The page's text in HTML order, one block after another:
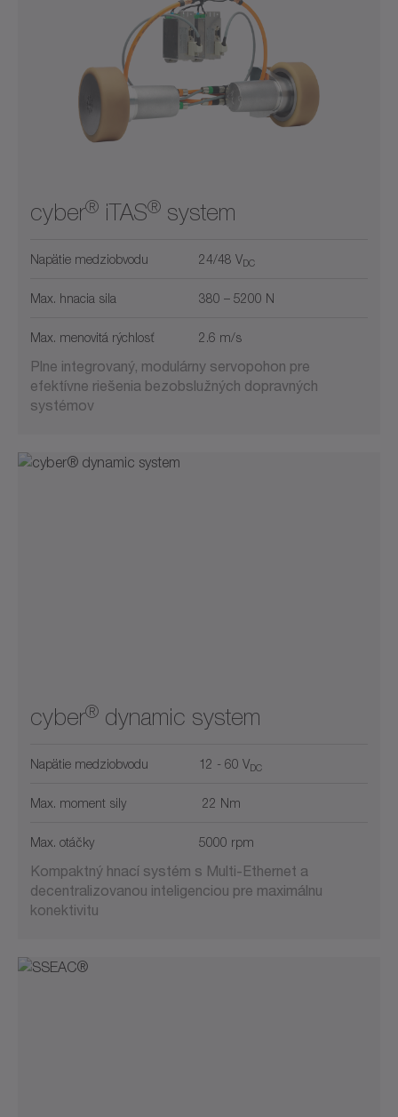
cyber® iTAS® system
Napätie medziobvodu 24/48 VDC
Max. hnacia sila 380 – 5200 N
Max. menovitá rýchlosť 2.6 m/s
Plne integrovaný, modulárny servopohon pre
efektívne riešenia bezobslužných dopravných
systémov
cyber® dynamic system
Napätie medziobvodu 12 - 60 VDC
Max. moment sily 22 Nm
Max. otáčky 5000 rpm
Kompaktný hnací systém s Multi-Ethernet a
decentralizovanou inteligenciou pre maximálnu
konektivitu